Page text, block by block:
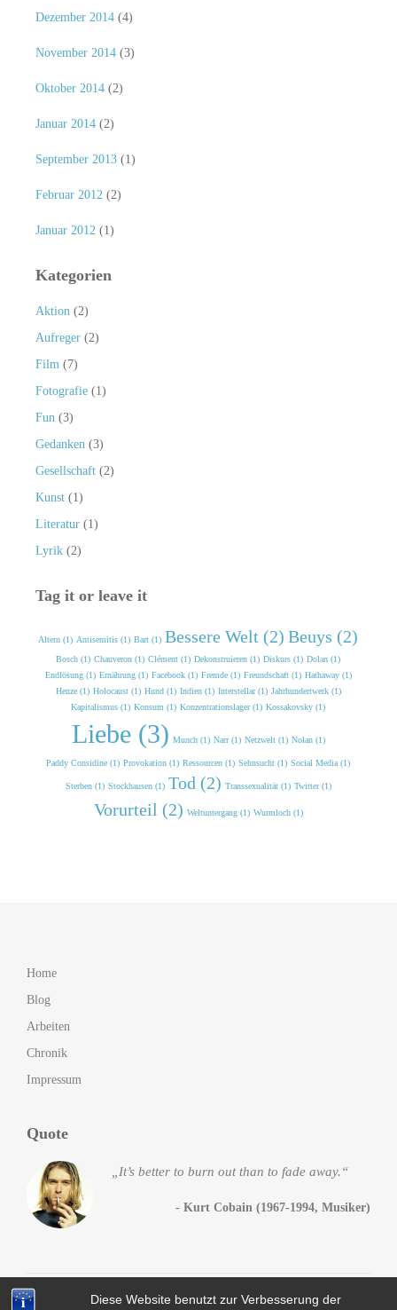
Diese Website benutzt zur Verbesserung der
Dezember 2014(4)
November 2014(3)
Oktober 2014(2)
Januar 2014(2)
September 2013(1)
Februar 2012 (2)
Januar 2012 (1)
Kategorien
Aktion (2)
Aufreger(2)
Film (7)
Fotografie(1)
Fun (3)
Gedanken (3)
Gesellschaft(2)
Kunst(1)
Literatur(1)
Lyrik(2)
Tag it or leave it
Altern (1) Antisemitis (1) Bart (1) Bessere Welt (2) Beuys (2)
Bosch (1) Chauveron (1) Clément (1) Dekonstruieren (1) Diskurs (1) Dolan (1)
Endlösung (1) Ernährung (1) Facebook (1) Fremde (1) Freundschaft (1) Hathaway (1)
Henze (1) Holocaust (1) Hund (1) Indien (1) Interstellar (1) Jahrhundertwerk (1)
Kapitalismus (1) Konsum (1) Konzentrationslager (1) Kossakovsky (1)
Liebe (3) Munch (1) Narr (1) Netzwelt (1) Nolan (1)
Paddy Considine (1) Provokation (1) Ressourcen (1) Sehnsucht (1) Social Media (1)
Sterben (1) Stockhausen (1) Tod (2) Transsexualität (1) Twitter (1)
Vorurteil (2) Weltuntergang (1) Wurmloch (1)
Home
Blog
Arbeiten
Chronik
Impressum
Quote
„It’s better to burn out than to fade away.“
- Kurt Cobain (1967-1994, Musiker)